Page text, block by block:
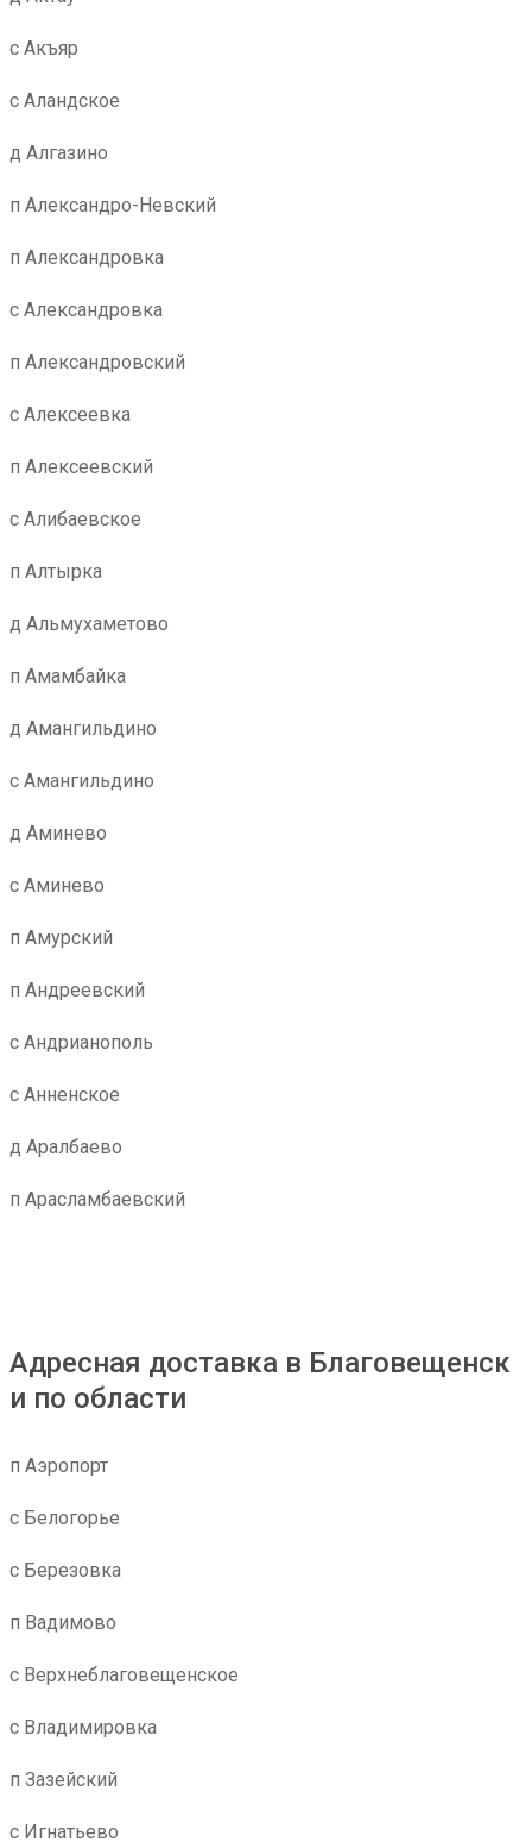
с Акъяр
с Аландское
д Алгазино
п Александро-Невский
п Александровка
с Александровка
п Александровский
с Алексеевка
п Алексеевский
с Алибаевское
п Алтырка
д Альмухаметово
п Амамбайка
д Амангильдино
с Амангильдино
д Аминево
с Аминево
п Амурский
п Андреевский
с Андрианополь
с Анненское
д Аралбаево
п Арасламбаевский
Адресная доставка в Благовещенск
и по области
п Аэропорт
с Белогорье
с Березовка
п Вадимово
с Верхнеблаговещенское
с Владимировка
п Зазейский
с Игнатьево